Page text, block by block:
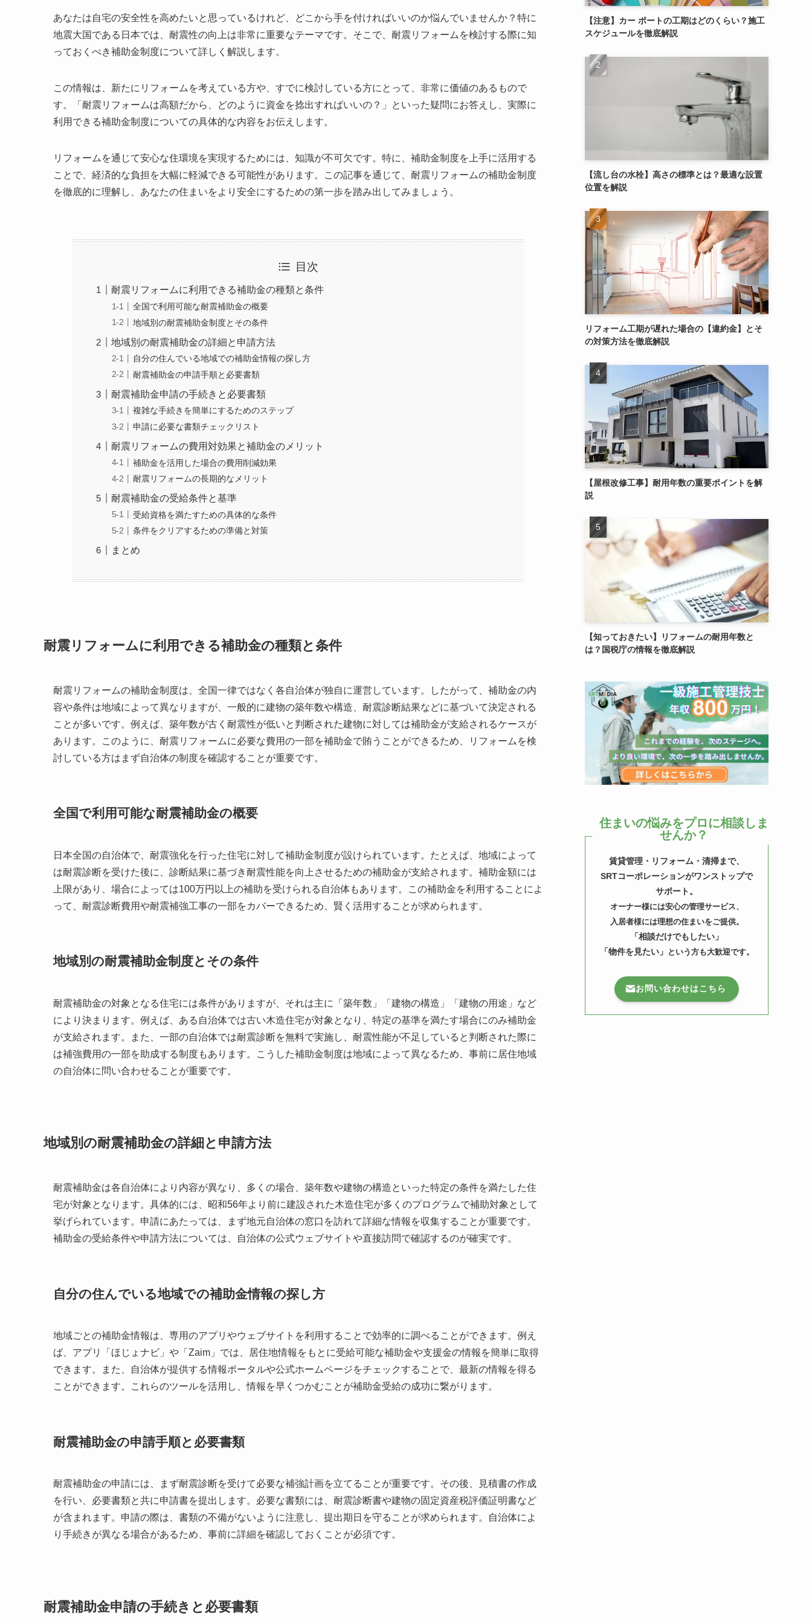
あなたは自宅の安全性を高めたいと思っているけれど、どこから手を付ければいいのか悩んでいませんか？特に
地震大国である日本では、耐震性の向上は非常に重要なテーマです。そこで、耐震リフォームを検討する際に知
っておくべき補助金制度について詳しく解説します。
この情報は、新たにリフォームを考えている方や、すでに検討している方にとって、非常に価値のあるもので
す。「耐震リフォームは高額だから、どのように資金を捻出すればいいの？」といった疑問にお答えし、実際に
利用できる補助金制度についての具体的な内容をお伝えします。
リフォームを通じて安心な住環境を実現するためには、知識が不可欠です。特に、補助金制度を上手に活用する
ことで、経済的な負担を大幅に軽減できる可能性があります。この記事を通じて、耐震リフォームの補助金制度
を徹底的に理解し、あなたの住まいをより安全にするための第一歩を踏み出してみましょう。
目次
耐震リフォームに利用できる補助金の種類と条件
全国で利用可能な耐震補助金の概要
地域別の耐震補助金制度とその条件
地域別の耐震補助金の詳細と申請方法
自分の住んでいる地域での補助金情報の探し方
耐震補助金の申請手順と必要書類
耐震補助金申請の手続きと必要書類
複雑な手続きを簡単にするためのステップ
申請に必要な書類チェックリスト
耐震リフォームの費用対効果と補助金のメリット
補助金を活用した場合の費用削減効果
耐震リフォームの長期的なメリット
耐震補助金の受給条件と基準
受給資格を満たすための具体的な条件
条件をクリアするための準備と対策
まとめ
耐震リフォームに利用できる補助金の種類と条件
耐震リフォームの補助金制度は、全国一律ではなく各自治体が独自に運営しています。したがって、補助金の内
容や条件は地域によって異なりますが、一般的に建物の築年数や構造、耐震診断結果などに基づいて決定される
ことが多いです。例えば、築年数が古く耐震性が低いと判断された建物に対しては補助金が支給されるケースが
あります。このように、耐震リフォームに必要な費用の一部を補助金で賄うことができるため、リフォームを検
討している方はまず自治体の制度を確認することが重要です。
全国で利用可能な耐震補助金の概要
日本全国の自治体で、耐震強化を行った住宅に対して補助金制度が設けられています。たとえば、地域によって
は耐震診断を受けた後に、診断結果に基づき耐震性能を向上させるための補助金が支給されます。補助金額には
上限があり、場合によっては100万円以上の補助を受けられる自治体もあります。この補助金を利用することによ
って、耐震診断費用や耐震補強工事の一部をカバーできるため、賢く活用することが求められます。
地域別の耐震補助金制度とその条件
耐震補助金の対象となる住宅には条件がありますが、それは主に「築年数」「建物の構造」「建物の用途」など
により決まります。例えば、ある自治体では古い木造住宅が対象となり、特定の基準を満たす場合にのみ補助金
が支給されます。また、一部の自治体では耐震診断を無料で実施し、耐震性能が不足していると判断された際に
は補強費用の一部を助成する制度もあります。こうした補助金制度は地域によって異なるため、事前に居住地域
の自治体に問い合わせることが重要です。
地域別の耐震補助金の詳細と申請方法
耐震補助金は各自治体により内容が異なり、多くの場合、築年数や建物の構造といった特定の条件を満たした住
宅が対象となります。具体的には、昭和56年より前に建設された木造住宅が多くのプログラムで補助対象として
挙げられています。申請にあたっては、まず地元自治体の窓口を訪れて詳細な情報を収集することが重要です。
補助金の受給条件や申請方法については、自治体の公式ウェブサイトや直接訪問で確認するのが確実です。
自分の住んでいる地域での補助金情報の探し方
地域ごとの補助金情報は、専用のアプリやウェブサイトを利用することで効率的に調べることができます。例え
ば、アプリ「ほじょナビ」や「Zaim」では、居住地情報をもとに受給可能な補助金や支援金の情報を簡単に取得
できます。また、自治体が提供する情報ポータルや公式ホームページをチェックすることで、最新の情報を得る
ことができます。これらのツールを活用し、情報を早くつかむことが補助金受給の成功に繋がります。
耐震補助金の申請手順と必要書類
耐震補助金の申請には、まず耐震診断を受けて必要な補強計画を立てることが重要です。その後、見積書の作成
を行い、必要書類と共に申請書を提出します。必要な書類には、耐震診断書や建物の固定資産税評価証明書など
が含まれます。申請の際は、書類の不備がないように注意し、提出期日を守ることが求められます。自治体によ
り手続きが異なる場合があるため、事前に詳細を確認しておくことが必須です。
耐震補助金申請の手続きと必要書類
【注意】カー ポートの工期はどのくらい？施工
スケジュールを徹底解説
【流し台の水栓】高さの標準とは？最適な設置
位置を解説
リフォーム工期が遅れた場合の【違約金】とそ
の対策方法を徹底解説
【屋根改修工事】耐用年数の重要ポイントを解
説
【知っておきたい】リフォームの耐用年数と
は？国税庁の情報を徹底解説
住まいの悩みをプロに相談しま
せんか？
賃貸管理・リフォーム・清掃まで、
SRTコーポレーションがワンストップで
サポート。
オーナー様には安心の管理サービス、
入居者様には理想の住まいをご提供。
「相談だけでもしたい」
「物件を見たい」 という方も大歓迎です。
お問い合わせはこちら